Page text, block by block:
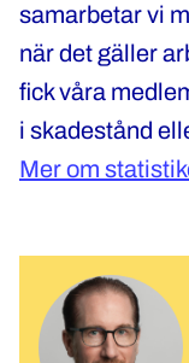
samarbetar vi
när det gäller
fick våra
i skadestånd
Mer om